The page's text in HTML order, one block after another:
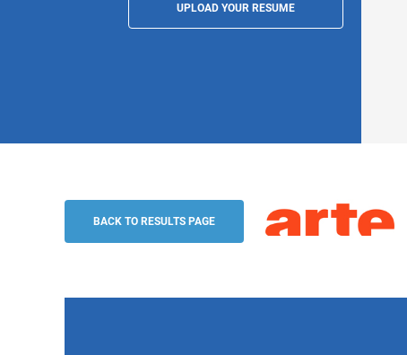
UPLOAD YOUR RESUME
ARTE G.E.I.E.
BACK TO RESULTS PAGE